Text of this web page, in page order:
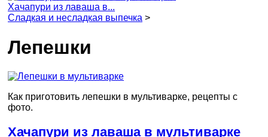
Хачапури из лаваша в...
Сладкая и несладкая выпечка >
Лепешки
Как приготовить лепешки в мультиварке, рецепты с
фото.
Хачапури из лаваша в мультиварке